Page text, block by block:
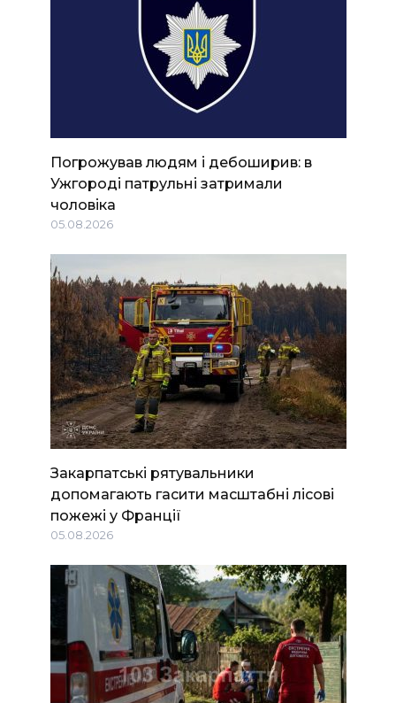
Погрожував людям і дебоширив: в
Ужгороді патрульні затримали
чоловіка
05.08.2026
Закарпатські рятувальники
допомагають гасити масштабні лісові
пожежі у Франції
05.08.2026